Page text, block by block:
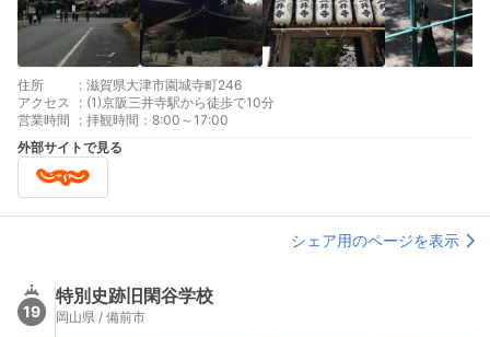
住所 : 滋賀県大津市園城寺町246
アクセス
: (1)京阪三井寺駅から徒歩で10分
営業時間
: 拝観時間：8:00～17:00
外部サイトで見る
シェア用のページを表示
19
特別史跡旧閑谷学校
岡山県 / 備前市